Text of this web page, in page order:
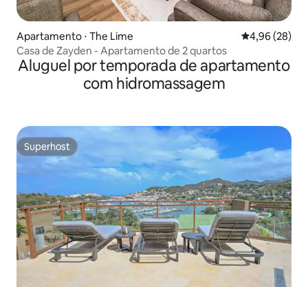
Apartamento ⋅ The Lime 4,96 de uma
4,96 (28)
Casa de Zayden - Apartamento de 2 quartos
Aluguel por temporada de apartamento
com hidromassagem
Superhost
Superhost